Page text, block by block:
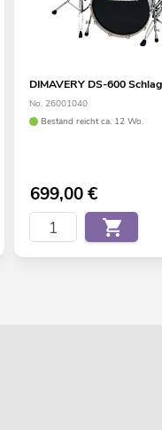
DIMAVERY DS-600
No. 26001040
Bestand reicht ca. 12 Wo.
699,00€